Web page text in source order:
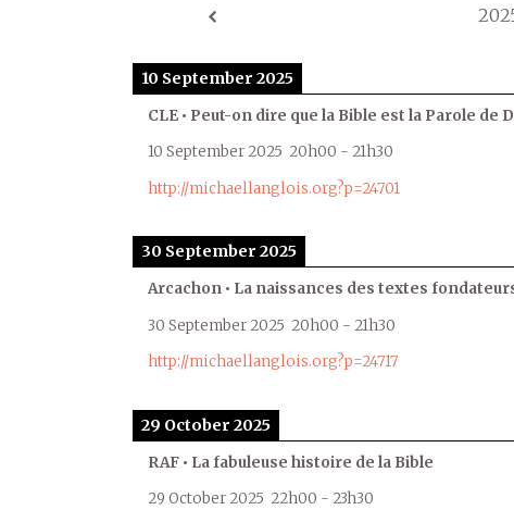
10 September 2025
CLE • Peut-on dire que la Bible est la Parole de
10 September 2025 20h00 - 21h30
http://michaellanglois.org?p=24701
30 September 2025
Arcachon • La naissances des textes
30 September 2025 20h00 - 21h30
http://michaellanglois.org?p=24717
29 October 2025
RAF • La fabuleuse histoire de la Bible
29 October 2025 22h00 - 23h30